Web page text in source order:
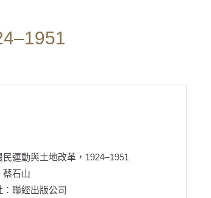
民運動與土地改革，1924–1951
蔡石山
：聯經出版公司